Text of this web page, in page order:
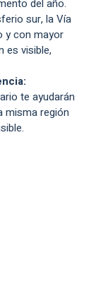
del año.
sur, la Vía
y con mayor
es visible,
te ayudarán
misma región